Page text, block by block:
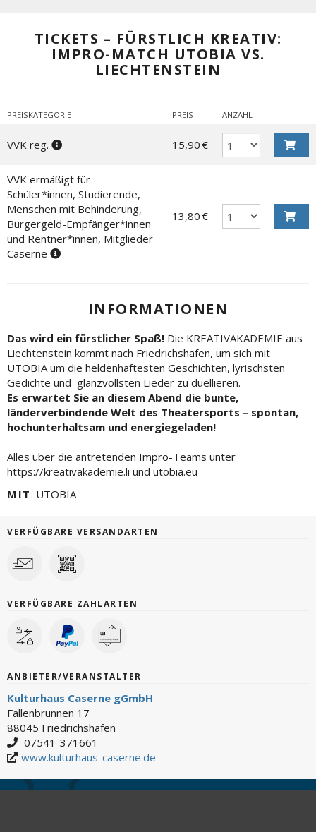
TICKETS – FÜRSTLICH KREATIV:
IMPRO-MATCH UTOBIA VS.
LIECHTENSTEIN
PREISKATEGORIE PREIS ANZAHL
VVK reg. 15,90 €
VVK ermäßigt für
Schüler*innen, Studierende,
Menschen mit Behinderung,
Bürgergeld-Empfänger*innen
und Rentner*innen, Mitglieder
Caserne
13,80 €
INFORMATIONEN
Das wird ein fürstlicher Spaß! Die KREATIVAKADEMIE aus
Liechtenstein kommt nach Friedrichshafen, um sich mit
UTOBIA um die heldenhaftesten Geschichten, lyrischsten
Gedichte und glanzvollsten Lieder zu duellieren.
Es erwartet Sie an diesem Abend die bunte,
länderverbindende Welt des Theatersports – spontan,
hochunterhaltsam und energiegeladen!
Alles über die antretenden Impro-Teams unter
https://kreativakademie.li und utobia.eu
MIT: UTOBIA
VERFÜGBARE VERSANDARTEN
VERFÜGBARE ZAHLARTEN
ANBIETER/VERANSTALTER
Kulturhaus Caserne gGmbH
Fallenbrunnen 17
88045 Friedrichshafen
07541-371661
www.kulturhaus-caserne.de